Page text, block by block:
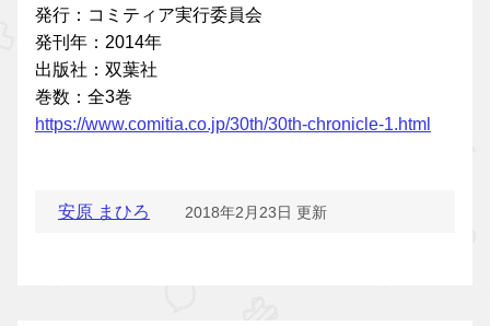
発行：コミティア実行委員会
発刊年：2014年
出版社：双葉社
巻数：全3巻
https://www.comitia.co.jp/30th/30th-chronicle-1.html
安原 まひろ 2018年2月23日 更新